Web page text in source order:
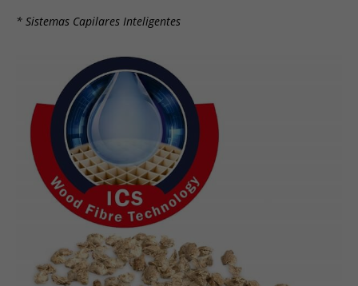
* Sistemas Capilares Inteligentes